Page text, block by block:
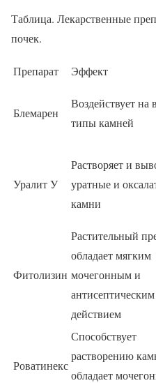
Таблица. Лекарственные
почек.
Препарат Эффект
Блемарен
Воздействует на
типы камней
Уралит У
Растворяет и
уратные и
камни
Фитолизин
Растительный
обладает мягким
мочегонным и
антисептическим
действием
Роватинекс
Способствует
растворению
обладает